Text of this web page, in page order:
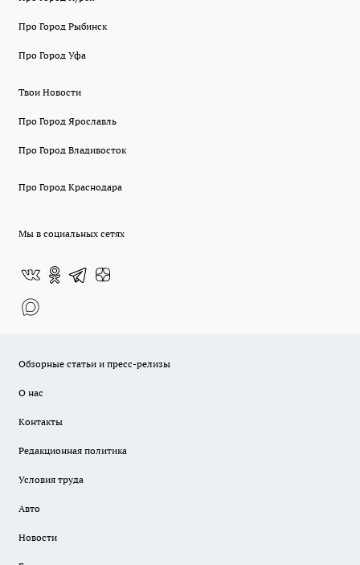
Про Город Рыбинск
Про Город Уфа
Твои Новости
Про Город Ярославль
Про Город Владивосток
Про Город Краснодара
Мы в социальных сетях
Обзорные статьи и пресс-релизы
О нас
Контакты
Редакционная политика
Условия труда
Авто
Новости